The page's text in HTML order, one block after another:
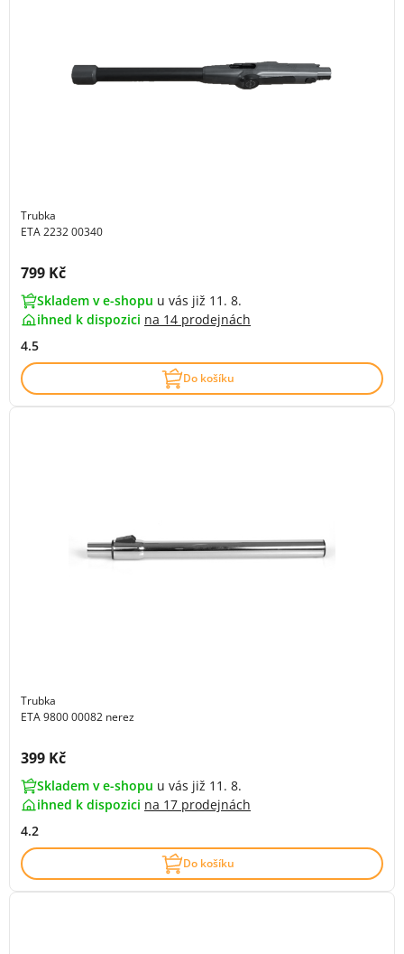
Trubka
ETA 2232 00340
Cena s DPH:
799 Kč
Skladem v e-shopu u vás již 11. 8.
ihned k dispozici na 14 prodejnách
4.5
Do košíku
Trubka
ETA 9800 00082 nerez
Cena s DPH:
399 Kč
Skladem v e-shopu u vás již 11. 8.
ihned k dispozici na 17 prodejnách
4.2
Do košíku